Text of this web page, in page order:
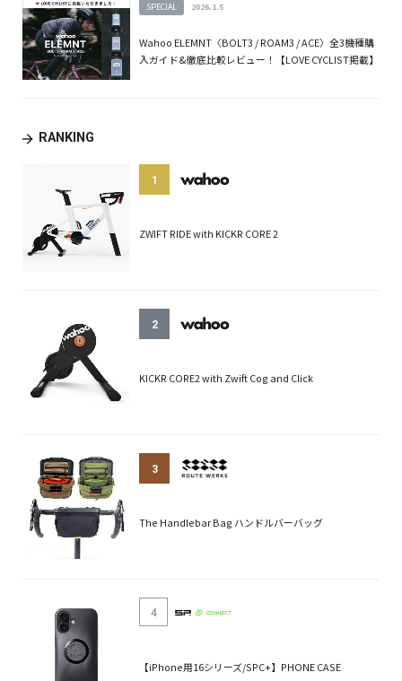
SPECIAL 2026.1.5
Wahoo ELEMNT〈BOLT3 / ROAM3 / ACE〉全3機種購
入ガイド&徹底比較レビュー！【LOVE CYCLIST掲載】
RANKING
1
ZWIFT RIDE with KICKR CORE 2
2
KICKR CORE2 with Zwift Cog and Click
3
The Handlebar Bag ハンドルバーバッグ
4
【iPhone用16シリーズ/SPC+】PHONE CASE